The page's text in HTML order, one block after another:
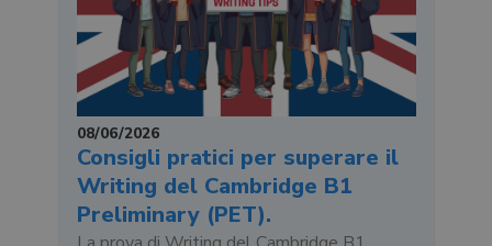
08/06/2026
Consigli pratici per superare il
Writing del Cambridge B1
Preliminary (PET).